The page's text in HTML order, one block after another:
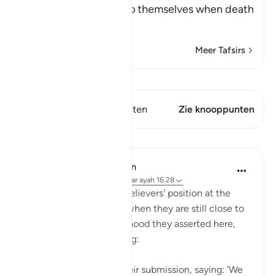
who are doing wrong to themselves when death
Meer Tafsirs
Dit vers heeft 1 Knooppunten Zie knooppunten
In the Shade of the Quran
Verwijzen naar ayah 16:28
The surah paints the unbelievers' position at the
moment of their death, when they are still close to
earth and to all the falsehood they asserted here,
and all their evil scheming:
"These will then offer their submission, saying: 'We